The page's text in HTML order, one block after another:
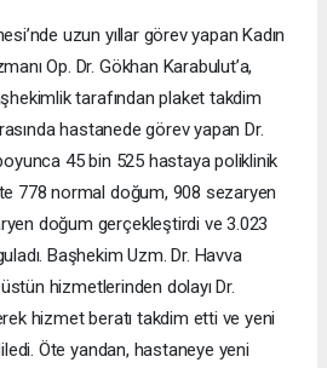
uzun yıllar görev yapan Kadın
Op. Dr. Gökhan Karabulut’a,
tarafından plaket takdim
hastanede görev yapan Dr.
45 bin 525 hastaya poliklinik
778 normal doğum, 908 sezaryen
doğum gerçekleştirdi ve 3.023
Başhekim Uzm. Dr. Havva
hizmetlerinden dolayı Dr.
hizmet beratı takdim etti ve yeni
Öte yandan, hastaneye yeni